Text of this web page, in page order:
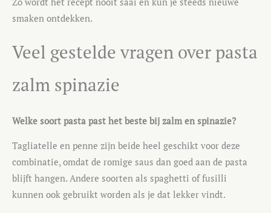
smaken ontdekken.
Veel gestelde vragen over pasta
zalm spinazie
Welke soort pasta past het beste bij zalm en spinazie?
Tagliatelle en penne zijn beide heel geschikt voor deze
combinatie, omdat de romige saus dan goed aan de pasta
blijft hangen. Andere soorten als spaghetti of fusilli
kunnen ook gebruikt worden als je dat lekker vindt.